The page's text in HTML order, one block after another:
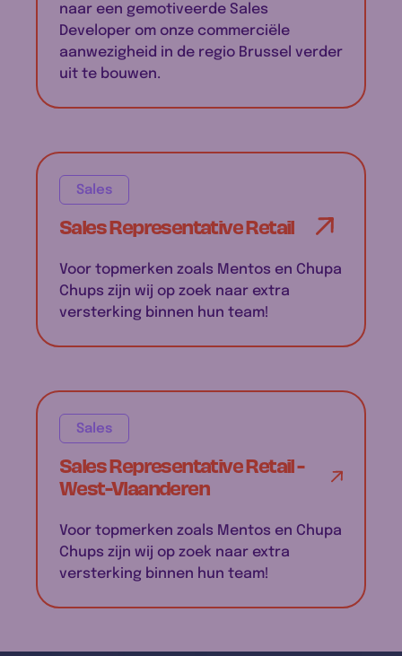
naar een gemotiveerde Sales
Developer om onze commerciële
aanwezigheid in de regio Brussel verder
uit te bouwen.
Sales
Sales Representative Retail
Voor topmerken zoals Mentos en Chupa
Chups zijn wij op zoek naar extra
versterking binnen hun team!
Sales
Sales Representative Retail -
West-Vlaanderen
Voor topmerken zoals Mentos en Chupa
Chups zijn wij op zoek naar extra
versterking binnen hun team!